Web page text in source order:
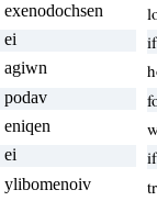
exenodochsen
ei
agiwn
podav
eniqen
ei
ylibomenoiv